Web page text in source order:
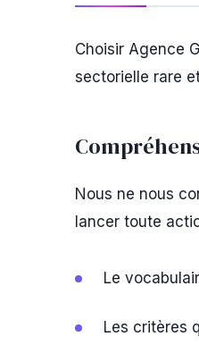
Choisir Agence
sectorielle rare
Nous ne nous
lancer toute
Le
Les critères